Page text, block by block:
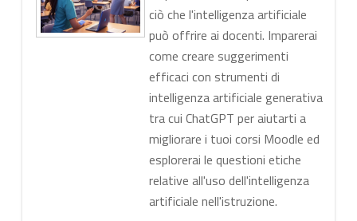
ciò che l'intelligenza artificiale
può offrire ai docenti. Imparerai
come creare suggerimenti
efficaci con strumenti di
intelligenza artificiale generativa
tra cui ChatGPT per aiutarti a
migliorare i tuoi corsi Moodle ed
esplorerai le questioni etiche
relative all'uso dell'intelligenza
artificiale nell'istruzione.